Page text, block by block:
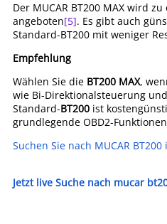
Der MUCAR BT200 MAX wird zu
angeboten[5]. Es gibt auch
Standard-BT200 mit weniger
Empfehlung
Wählen Sie die BT200 MAX,
wie Bi-Direktionalsteuerung
Standard-BT200 ist
grundlegende OBD2-
Suchen Sie nach MUCAR
Jetzt live Suche nach mucar